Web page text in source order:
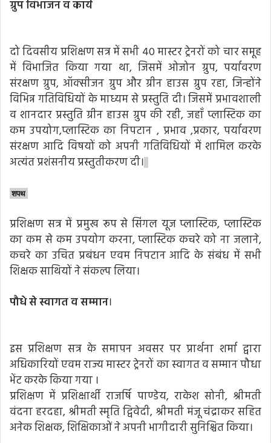
ग्रुप विभाजन व कार्य
दो दिवसीय प्रशिक्षण सत्र में सभी 40 मास्टर ट्रेनरों को चार समूह
में विभाजित किया गया था, जिसमें ओजोन ग्रुप, पर्यावरण
संरक्षण ग्रुप, ऑक्सीजन ग्रुप और ग्रीन हाउस ग्रुप रहा, जिन्होंने
विभिन्न गतिविधियों के माध्यम से प्रस्तुति दी। जिसमें प्रभावशाली
व शानदार प्रस्तुति ग्रीन हाउस ग्रुप की रही, जहाँ प्लास्टिक का
कम उपयोग,प्लास्टिक का निपटान , प्रभाव ,प्रकार, पर्यावरण
संरक्षण आदि विषयों को अपनी गतिविधियों में शामिल करके
अत्यंत प्रशंसनीय प्रस्तुतीकरण दी।
शपथ
प्रशिक्षण सत्र में प्रमुख रूप से सिंगल यूज प्लास्टिक, प्लास्टिक
का कम से कम उपयोग करना, प्लास्टिक कचरे को ना जलाने,
कचरे का उचित प्रबंधन एवम निपटान आदि के संबंध में सभी
शिक्षक साथियों ने संकल्प लिया।
पौधे से स्वागत व सम्मान।
इस प्रशिक्षण सत्र के समापन अवसर पर प्रार्थना शर्मा द्वारा
अधिकारियों एवम राज्य मास्टर ट्रेनरों का स्वागत व सम्मान पौधा
भेंट करके किया गया ।
प्रशिक्षण में प्रशिक्षार्थी राजर्षि पाण्डेय, राकेश सोनी, श्रीमती
वंदना हरदहा, श्रीमती स्मृति द्विवेदी, श्रीमती मंजू चंद्राकर सहित
अनेक शिक्षक, शिक्षिकाओं ने अपनी भागीदारी सुनिश्चित किया।